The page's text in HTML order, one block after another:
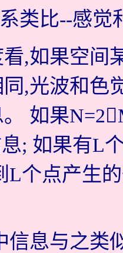
类比--感觉
,如果空间
,光波和色
如果
; 如果有L
L个点产生
信息与之类